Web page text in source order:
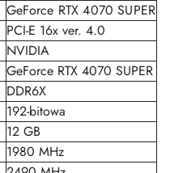
GeForce RTX 4070 SUPER
PCI-E 16x ver. 4.0
NVIDIA
GeForce RTX 4070 SUPER
DDR6X
192-bitowa
12 GB
1980 MHz